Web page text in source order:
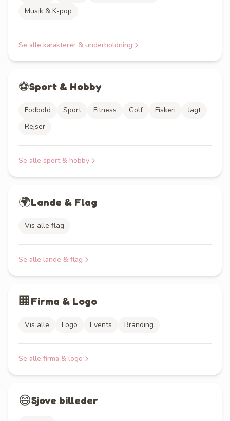
Musik & K-pop
Se alle karakterer & underholdning
⚽Sport & Hobby
Fodbold Sport Fitness Golf Fiskeri
Jagt
Rejser
Se alle sport & hobby
🌍Lande & Flag
Vis alle flag
Se alle lande & flag
🏢Firma & Logo
Vis alle Logo Events Branding
Se alle firma & logo
😄Sjove billeder